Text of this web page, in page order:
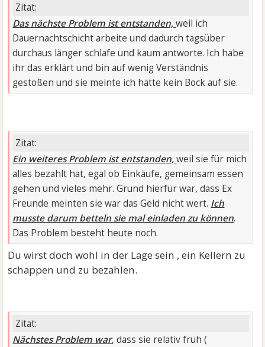
Zitat:
Das nächste Problem ist entstanden,weil ich
Dauernachtschicht arbeite und dadurch tagsüber
durchaus länger schlafe und kaum antworte. Ich habe
ihr das erklärt und bin auf wenig Verständnis
gestoßen und sie meinte ich hätte kein Bock auf sie.
Zitat:
Ein weiteres Problem ist entstanden,weil sie für mich
alles bezahlt hat, egal ob Einkäufe, gemeinsam essen
gehen und vieles mehr. Grund hierfür war, dass Ex
Freunde meinten sie war das Geld nicht wert. Ich
musste darum betteln sie mal einladen zu können.
Das Problem besteht heute noch.
Du wirst doch wohl in der Lage sein , ein Kellern zu
schappen und zu bezahlen.
Zitat:
Nächstes Problem war, dass sie relativ früh (